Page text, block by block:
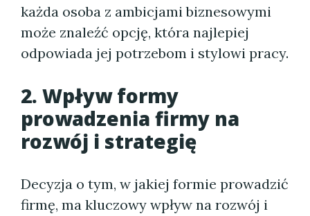
każda osoba z ambicjami biznesowymi
może znaleźć opcję, która najlepiej
odpowiada jej potrzebom i stylowi pracy.
2. Wpływ formy
prowadzenia firmy na
rozwój i strategię
Decyzja o tym, w jakiej formie prowadzić
firmę, ma kluczowy wpływ na rozwój i